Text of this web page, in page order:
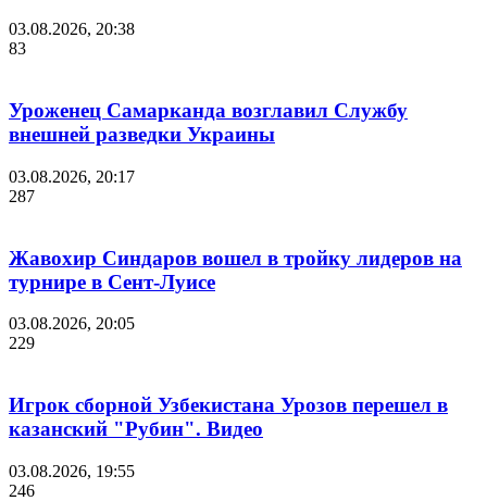
03.08.2026, 20:38
83
Уроженец Самарканда возглавил Службу
внешней разведки Украины
03.08.2026, 20:17
287
Жавохир Синдаров вошел в тройку лидеров на
турнире в Сент-Луисе
03.08.2026, 20:05
229
Игрок сборной Узбекистана Урозов перешел в
казанский "Рубин". Видео
03.08.2026, 19:55
246